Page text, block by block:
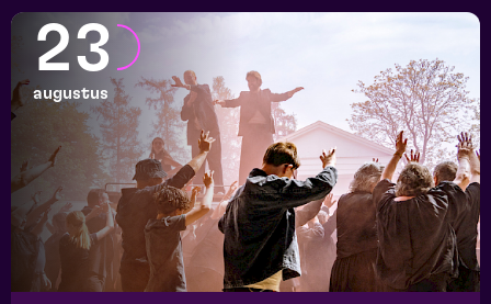
23
augustus